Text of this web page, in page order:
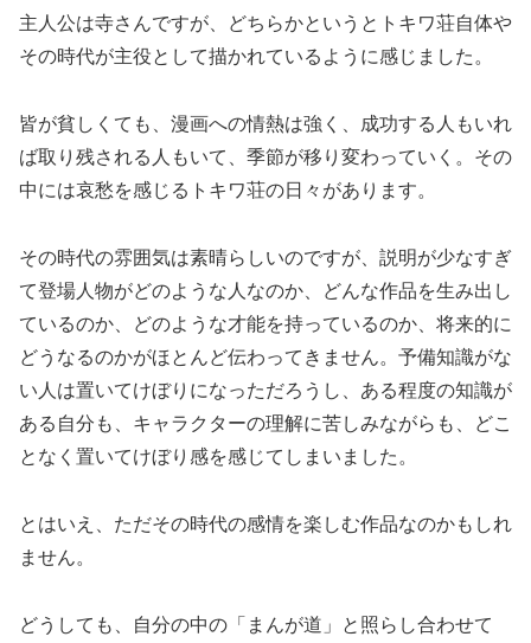
主人公は寺さんですが、どちらかというとトキワ荘自体や
その時代が主役として描かれているように感じました。
皆が貧しくても、漫画への情熱は強く、成功する人もいれ
ば取り残される人もいて、季節が移り変わっていく。その
中には哀愁を感じるトキワ荘の日々があります。
その時代の雰囲気は素晴らしいのですが、説明が少なすぎ
て登場人物がどのような人なのか、どんな作品を生み出し
ているのか、どのような才能を持っているのか、将来的に
どうなるのかがほとんど伝わってきません。予備知識がな
い人は置いてけぼりになっただろうし、ある程度の知識が
ある自分も、キャラクターの理解に苦しみながらも、どこ
となく置いてけぼり感を感じてしまいました。
とはいえ、ただその時代の感情を楽しむ作品なのかもしれ
ません。
どうしても、自分の中の「まんが道」と照らし合わせて